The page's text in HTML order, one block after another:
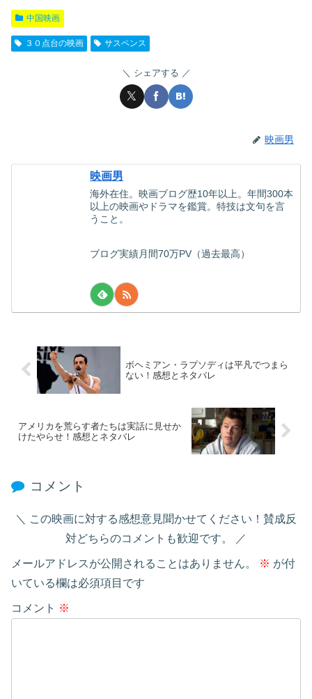
中国映画
３０点台の映画 サスペンス
シェアする
映画男
映画男
海外在住。映画ブログ歴10年以上。年間300本
以上の映画やドラマを鑑賞。特技は文句を言
うこと。
ブログ実績月間70万PV（過去最高）
ボヘミアン・ラプソディは平凡でつまら
ない！感想とネタバレ
アメリカを荒らす者たちは実話に見せか
けたやらせ！感想とネタバレ
コメント
この映画に対する感想意見聞かせてください！賛成反
対どちらのコメントも歓迎です。
メールアドレスが公開されることはありません。 ※ が付
いている欄は必須項目です
コメント ※